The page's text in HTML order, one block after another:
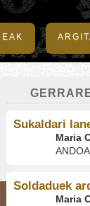
Sukaldari
Maria
Soldaduek
Maria